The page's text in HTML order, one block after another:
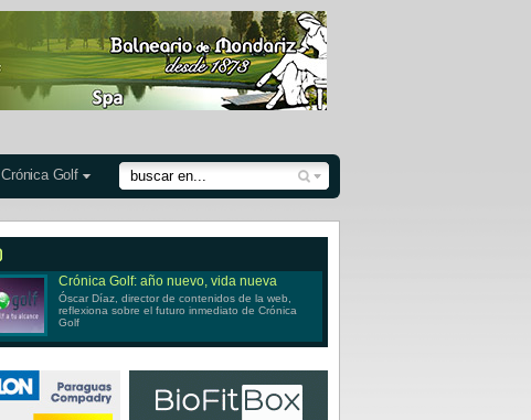
Crónica Golf
Crónica Golf: año nuevo, vida nueva
Óscar Díaz, director de contenidos de la web,
reflexiona sobre el futuro inmediato de Crónica
Golf